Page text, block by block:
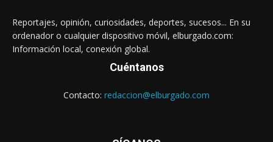
Reportajes, opinión, curiosidades, deportes, sucesos... En su
ordenador o cualquier dispositivo móvil, elburgado.com:
Información local, conexión global.
Cuéntanos
Contacto: redaccion@elburgado.com